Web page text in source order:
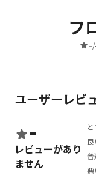
フ
-/
ユーザーレビ
-
レビューがあり
ません
普
悪